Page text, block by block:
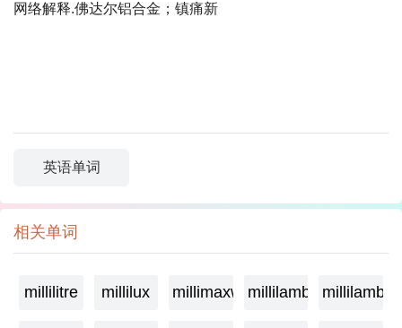
网络解释.佛达尔铝合金；镇痛新
英语单词
相关单词
millilitre millilux millimaxwellmillilambda